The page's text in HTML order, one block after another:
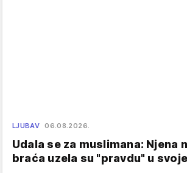
LJUBAV 06.08.2026.
Udala se za muslimana: Njena
braća uzela su "pravdu" u